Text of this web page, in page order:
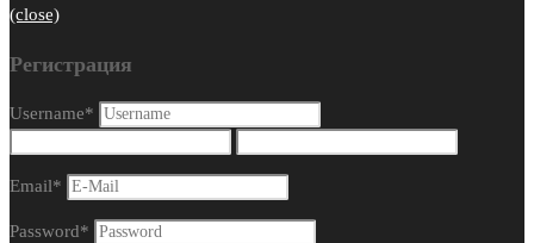
(close)
Регистрация
Username*
Email*
Password*